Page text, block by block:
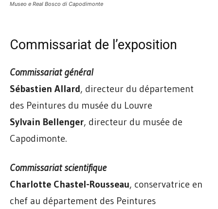
Museo e Real Bosco di Capodimonte
Commissariat de l’exposition
Commissariat général
Sébastien Allard, directeur du département
des Peintures du musée du Louvre
Sylvain Bellenger, directeur du musée de
Capodimonte.
Commissariat scientifique
Charlotte Chastel-Rousseau, conservatrice en
chef au département des Peintures